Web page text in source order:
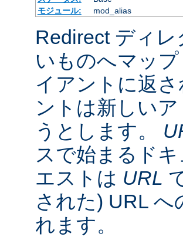
モジュール:
mod_alias
Redirect ディ
いものへマッ
イアントに返
ントは新しい
うとします。
スで始まるド
エストは URL
された) URL
れます。